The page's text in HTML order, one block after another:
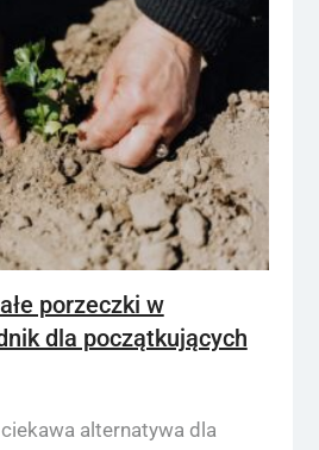
porzeczki w
dla początkujących
alternatywa dla